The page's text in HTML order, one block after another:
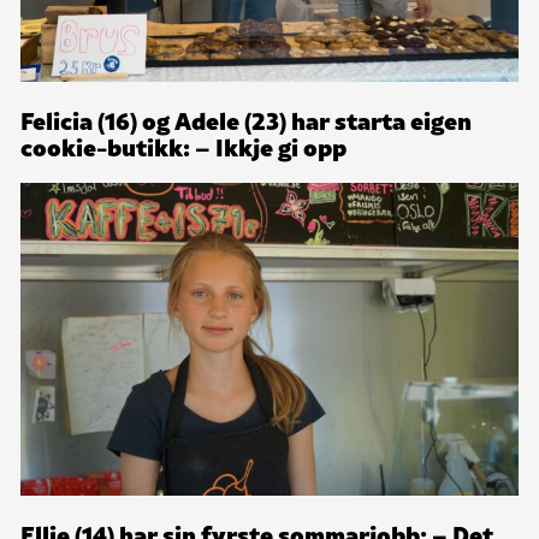
Felicia (16) og Adele (23) har starta eigen
cookie-butikk: – Ikkje gi opp